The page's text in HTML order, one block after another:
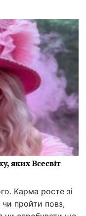
яких Всесвіт
Карма росте зі
пройти повз,